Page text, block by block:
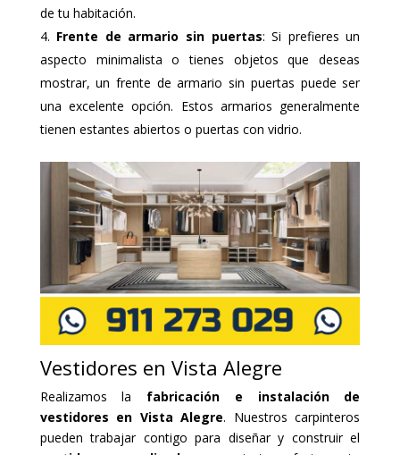
de tu habitación.
Frente de armario sin puertas: Si prefieres un
aspecto minimalista o tienes objetos que deseas
mostrar, un frente de armario sin puertas puede ser
una excelente opción. Estos armarios generalmente
tienen estantes abiertos o puertas con vidrio.
Vestidores en Vista Alegre
Realizamos la fabricación e instalación de
vestidores en Vista Alegre. Nuestros carpinteros
pueden trabajar contigo para diseñar y construir el